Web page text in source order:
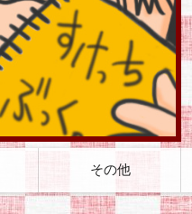
イヨウダー【愛用食材・小物】
ソンダー【ゲーム・遊び】
ヲカイター【お絵かき編】
シリダイジ【便秘・痔】
タヅケター【掃除・片付け編】
ッタッター【お買い物編】
ンコウダイイチ【美容・健康】
ッパイダー【失敗談等】
ッショクダー【プチ絶食生活】
ノシンダー【行事やイベント編】
ベッター【食べ物編】
メシター【お試し編】
メシター【対策・改善】
イヘンジャー【非常時・防災対策】
イエッター【オートミール編】
イエッター【ゆるい糖質カット】
イエッター【人間になりたい編】
イエッター【低GIチャレンジ】
料理ネタ】
ウガー【動画作成】
ンダー【飲み物編】
ウゼイジャー【ふるさと納税】
ッコシター【引越し編】
クッター【その他】
クッター【リュウジ】
クッター【りなてぃ】
クッター【山本ゆり】
ソブンジャー【趣味・遊び編】
キイキジャー【美容・健康編】
ベンター【イベント情報】
ヲカイター【お絵かき編】
スタマイジャー【カスタマイズ編】
ラベッター【その他疑問】
カイカター【使い方編】
ベルンジャー【食べ物編】
キルンジャー【登録・設定編】
カルンジャー【用語編】
ムンジャー【飲み物編】
ーおおむぎ工房
ニトリ
ーモラタメ
ーユニクロ
ーリュリュモール
－BASEFOOD
－コンビニ各社
－シャトレーゼ
－タマチャンショップ
－ヤフーショッピング
－楽天市場
本に関する情報やお話】
その他の本】
ライトノベル】
コミック】
恋愛要素薄めか皆無】
現代社会風恋愛もの】
異世界転生・転移・召喚】
貴族・外国風恋愛もの】
BL/女性向/男×男注意
)関連
その他
サイトマップ
プライバシーポリシー